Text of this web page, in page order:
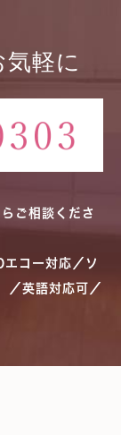
軽に
ご相談くださ
コー対応／ソ
／英語対応可／